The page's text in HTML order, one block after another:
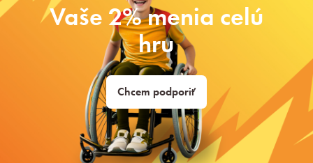
Vaše 2% menia celú
hru
Chcem podporiť